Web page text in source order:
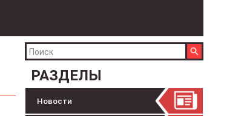
РАЗДЕЛЫ
Новости